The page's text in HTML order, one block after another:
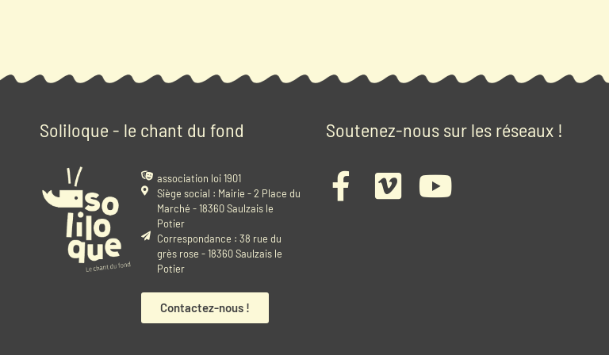
Soliloque - le chant du fond
association loi 1901
Siège social : Mairie - 2 Place du
Marché - 18360 Saulzais le
Potier
Correspondance : 38 rue du
grès rose - 18360 Saulzais le
Potier
Contactez-nous !
Soutenez-nous sur les réseaux !